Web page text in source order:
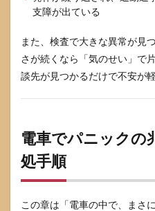
科・
5.2
療法
法の
位置
づけ
5.3
ライ
支障が出ている
また、検査で大きな異常が見
さが続くなら「気のせい」で
談先が見つかるだけで不安が
電車でパニックの
処手順
この章は「電車の中で、まさ